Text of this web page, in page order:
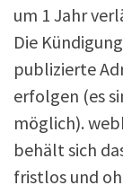
um 1 Jahr
Die
publizierte
erfolgen (es
möglich).
behält sich
fristlos und